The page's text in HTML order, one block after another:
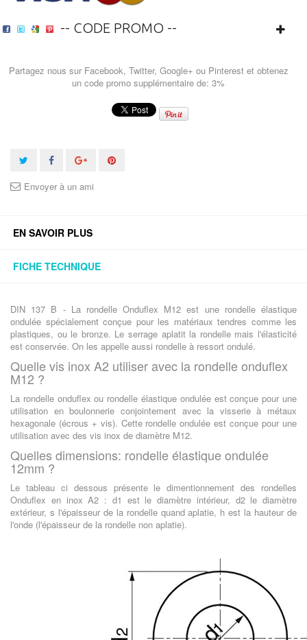
-- CODE PROMO --
Partagez nous sur Facebook, Twitter, Google+ ou Pinterest et obtenez
un code promo supplémentaire de: 3%
Envoyer à un ami
EN SAVOIR PLUS
FICHE TECHNIQUE
DIN 137 B - La rondelle Onduflex M12 est une rondelle élastique
ondulée spécialement conçue pour les matériaux tendres comme les
plastiques, ou le bronze. Le serrage aplatit la rondelle mais l'élasticité
est conservée. On les appelle aussi rondelle à ressort ondulé.
Quelle vis inox A2 utiliser avec la rondelle onduflex
M12 ?
La rondelle onduflex ou rondelle élastique ondulée est conçue pour une
utilisation en boulonnerie conjointement avec la visserie à métaux
hexagonale (écrous + vis). Cette rondelle ondulée est conçue pour une
utilisation avec des vis inox de diamètre M12.
Quelles dimensions: rondelle élastique ondulée
12mm ?
Le tableau ci dessous présente le dimentionnement des rondelles
Onduflex en inox A2 : d1 est le diamètre intérieur, d2 le diamètre
extérieur, s l'épaisseur de la rondelle quand aplatie, h est la hauteur de
l'onde (l'épaisseur de la rondelle non aplatie).